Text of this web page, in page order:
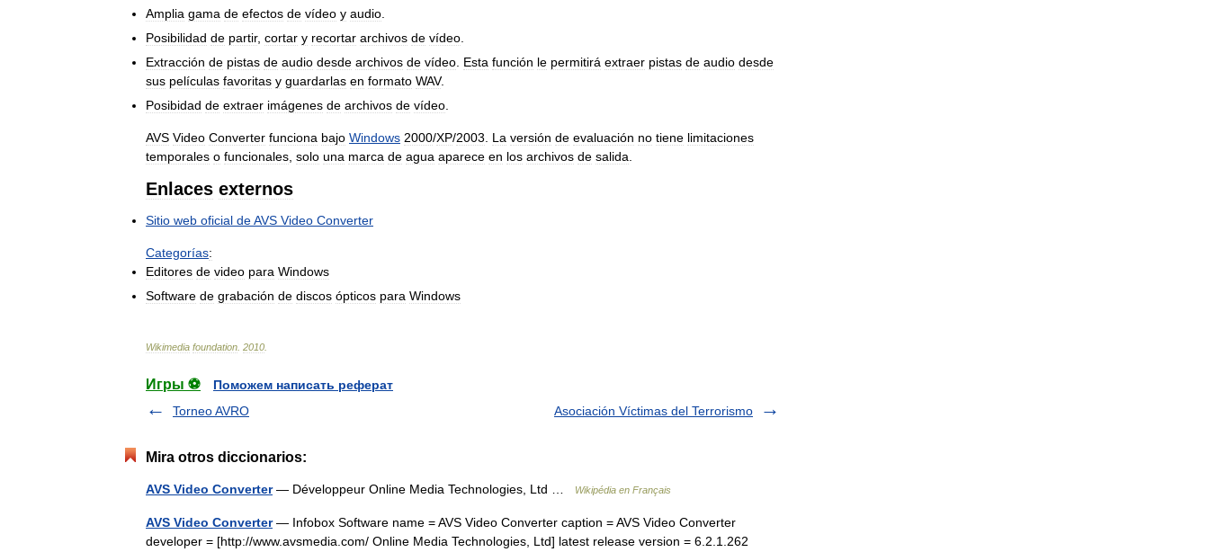
Amplia gama de efectos de vídeo y audio
Posibilidad de partir, cortar y recortar archivos de vídeo
Extracción de pistas de audio desde archivos de vídeo Esta función le permitirá extraer pistas de audio desde
sus películas favoritas y guardarlas en formato WAV.
Posibidad de extraer imágenes de archivos de vídeo
AVS Video Converter funciona bajo Windows 2000/XP/2003 La versión de evaluación no tiene limitaciones
temporales o funcionales solo una marca de agua aparece en los archivos de salida
Enlaces externos
Sitio web oficial deAVS Video Converter
Categorías:
Editores de video para Windows
Software de grabación de discos ópticos para Windows
Wikimedia foundation 2010
Игры ⚽
Поможем написать реферат
Torneo AVRO
Asociación Víctimas del Terrorismo
Mira otros diccionarios:
AVS Video Converter— Développeur Online Media Technologies, Ltd … Wikipédia en Français
AVS Video Converter— Infobox Software name = AVS Video Converter caption = AVS Video Converter
developer = [http://www.avsmedia.com/ Online Media Technologies, Ltd] latest release version = 6.2.1.262